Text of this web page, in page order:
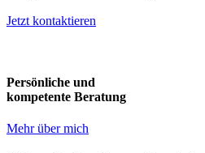
Jetzt kontaktieren
Persönliche und
kompetente Beratung
Mehr über mich